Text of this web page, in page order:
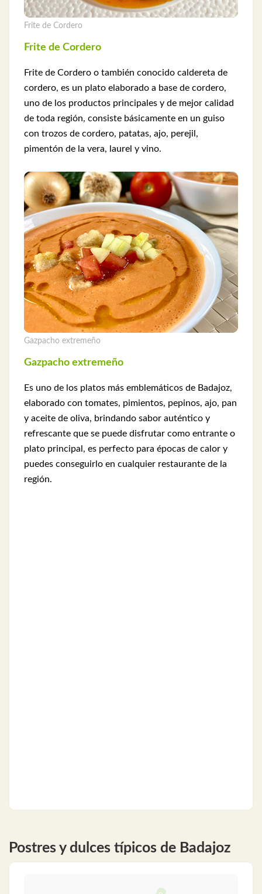
Frite de Cordero
Frite de Cordero
Frite de Cordero o también conocido caldereta de
cordero, es un plato elaborado a base de cordero,
uno de los productos principales y de mejor calidad
de toda región, consiste básicamente en un guiso
con trozos de cordero, patatas, ajo, perejil,
pimentón de la vera, laurel y vino.
Gazpacho extremeño
Gazpacho extremeño
Es uno de los platos más emblemáticos de Badajoz,
elaborado con tomates, pimientos, pepinos, ajo, pan
y aceite de oliva, brindando sabor auténtico y
refrescante que se puede disfrutar como entrante o
plato principal, es perfecto para épocas de calor y
puedes conseguirlo en cualquier restaurante de la
región.
Postres y dulces típicos de Badajoz